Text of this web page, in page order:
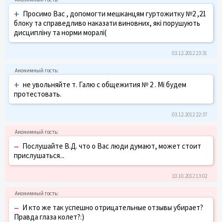
+ Просимо Вас , допомогти мешканцям гуртожитку №2 ,21
блоку та справедливо наказати виновних, які порушують
дисципліну та норми моралі(
03.12.2012 23:31
+ не увольняйте т. Галю с общежития № 2 . Мі будем
протестовать.
03.12.2012 22:37
– Послушайте В.Д. что о Вас люди думают, может стоит
прислушаться...
10.10.2012 13:02
– И кто же так успешно отрицательные отзывы убирает?
Правда глаза колет?:)